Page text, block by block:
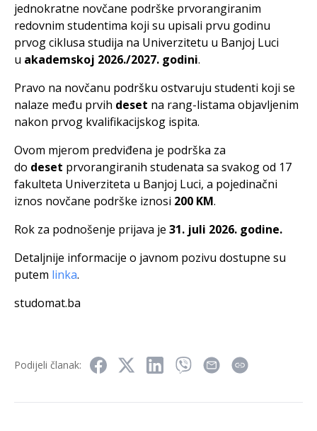
jednokratne novčane podrške prvorangiranim
redovnim studentima koji su upisali prvu godinu
prvog ciklusa studija na Univerzitetu u Banjoj Luci
u akademskoj 2026./2027. godini.
Pravo na novčanu podršku ostvaruju studenti koji se
nalaze među prvih deset na rang-listama objavljenim
nakon prvog kvalifikacijskog ispita.
Ovom mjerom predviđena je podrška za
do deset prvorangiranih studenata sa svakog od 17
fakulteta Univerziteta u Banjoj Luci, a pojedinačni
iznos novčane podrške iznosi 200 KM.
Rok za podnošenje prijava je 31. juli 2026. godine.
Detaljnije informacije o javnom pozivu dostupne su
putem linka.
studomat.ba
Podijeli članak: